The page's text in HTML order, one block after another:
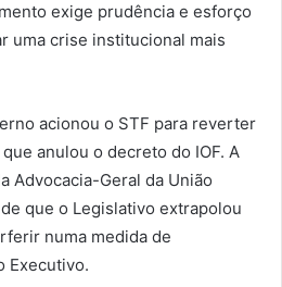
exige prudência e esforço
uma crise institucional mais
acionou o STF para reverter
anulou o decreto do IOF. A
Advocacia-Geral da União
que o Legislativo extrapolou
numa medida de
Executivo.